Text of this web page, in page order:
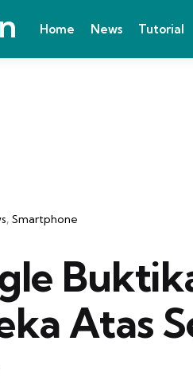
Home News Tutorial
Smartphone
Atas